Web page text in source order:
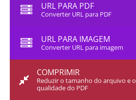
URL PARA PDF
Converter URL para PDF
URL PARA IMAGEM
Converter URL para imagem
COMPRIMIR
Reduzir o tamanho do arquivo e
qualidade do PDF